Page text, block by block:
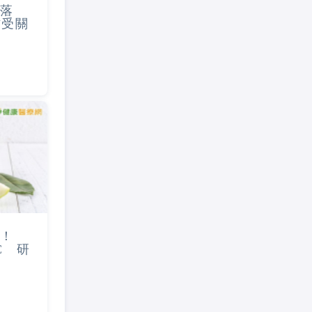
關
研